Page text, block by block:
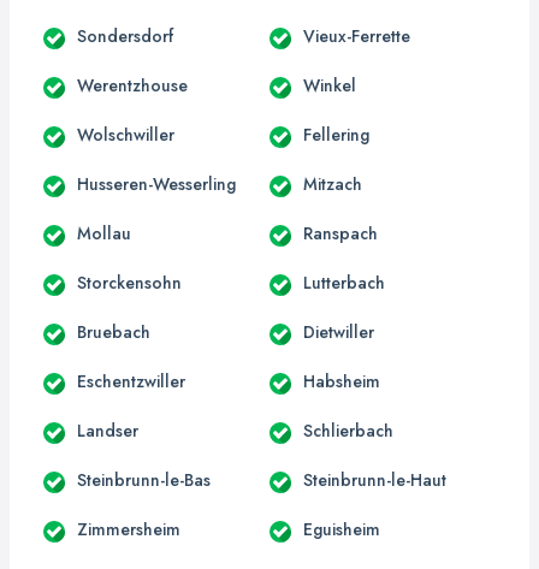
Sondersdorf Vieux-Ferrette
Werentzhouse Winkel
Wolschwiller Fellering
Husseren-Wesserling Mitzach
Mollau Ranspach
Storckensohn Lutterbach
Bruebach Dietwiller
Eschentzwiller Habsheim
Landser Schlierbach
Steinbrunn-le-Bas Steinbrunn-le-Haut
Zimmersheim Eguisheim